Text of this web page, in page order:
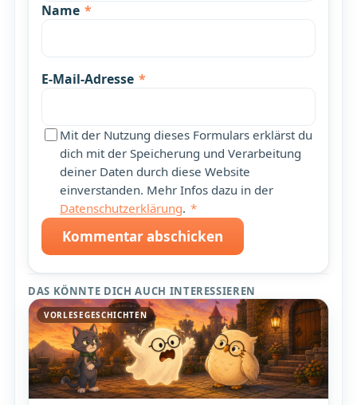
Name *
E-Mail-Adresse *
Mit der Nutzung dieses Formulars erklärst du
dich mit der Speicherung und Verarbeitung
deiner Daten durch diese Website
einverstanden. Mehr Infos dazu in der
Datenschutzerklärung. *
Kommentar abschicken
DAS KÖNNTE DICH AUCH INTERESSIEREN
VORLESEGESCHICHTEN